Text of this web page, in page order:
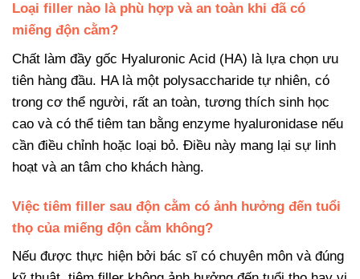
Loại filler nào là phù hợp và an toàn khi đã có
miếng độn cằm?
Chất làm đầy gốc Hyaluronic Acid (HA) là lựa chọn ưu
tiên hàng đầu. HA là một polysaccharide tự nhiên, có
trong cơ thể người, rất an toàn, tương thích sinh học
cao và có thể tiêm tan bằng enzyme hyaluronidase nếu
cần điều chỉnh hoặc loại bỏ. Điều này mang lại sự linh
hoạt và an tâm cho khách hàng.
Việc tiêm filler sau độn cằm có ảnh hưởng đến tuổi
thọ của miếng độn cằm không?
Nếu được thực hiện bởi bác sĩ có chuyên môn và đúng